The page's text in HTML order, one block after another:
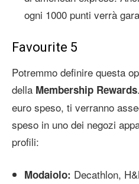
ogni 1000 punti verrà
Favourite 5
Potremmo definire questa
della Membership Rewards
euro speso, ti verranno
speso in uno dei negozi
profili:
Modaiolo: Decathlon,